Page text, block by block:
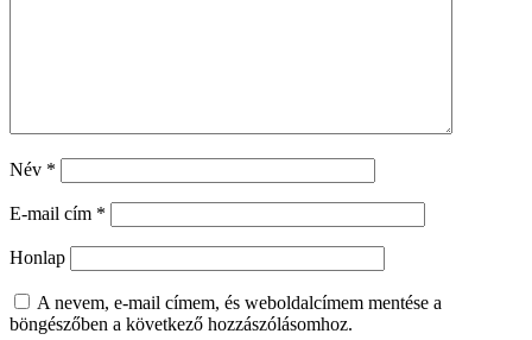
Név *
E-mail cím *
Honlap
A nevem, e-mail címem, és weboldalcímem mentése a
böngészőben a következő hozzászólásomhoz.